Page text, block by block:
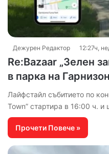
Дежурен Редактор 12:27ч,
Re:Bazaar „Зелен
в парка на
Лайфстайл събитието по
Town” стартира в 16:00 ч.
Прочети Повече »